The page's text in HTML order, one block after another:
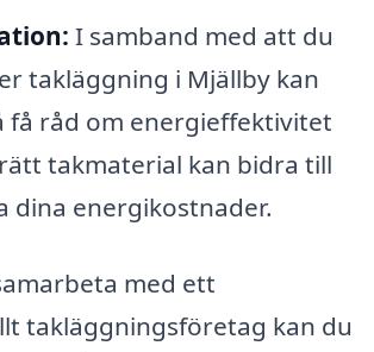
I samband med att du
takläggning i Mjällby kan
få råd om energieffektivitet
takmaterial kan bidra till
dina energikostnader.
med ett
takläggningsföretag kan du